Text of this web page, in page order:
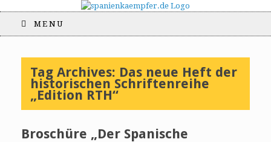
MENU
Tag Archives: Das neue Heft der
historischen Schriftenreihe
„Edition RTH“
Broschüre „Der Spanische